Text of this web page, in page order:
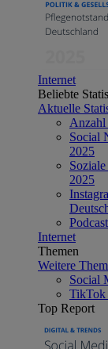
Internet
Beliebte
Aktuelle
Social
2025
2025
Internet
Themen
Weitere
Social
TikTok
Top Report